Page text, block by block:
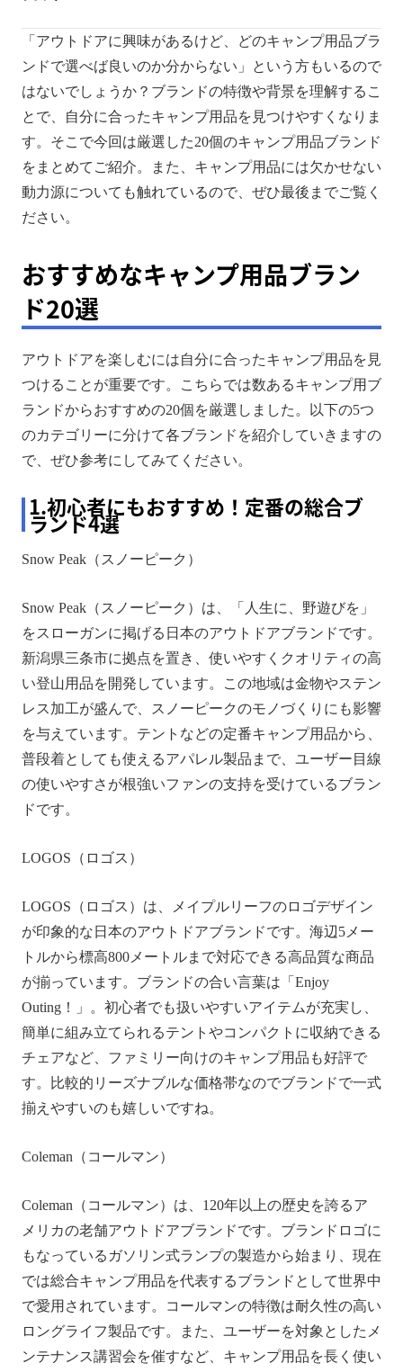
快適なアウトドアには動力源が肝心
「アウトドアに興味があるけど、どのキャンプ用品ブラ
ンドで選べば良いのか分からない」という方もいるので
はないでしょうか？ブランドの特徴や背景を理解するこ
とで、自分に合ったキャンプ用品を見つけやすくなりま
す。そこで今回は厳選した20個のキャンプ用品ブランド
をまとめてご紹介。また、キャンプ用品には欠かせない
動力源についても触れているので、ぜひ最後までご覧く
ださい。
おすすめなキャンプ用品ブラン
ド20選
アウトドアを楽しむには自分に合ったキャンプ用品を見
つけることが重要です。こちらでは数あるキャンプ用ブ
ランドからおすすめの20個を厳選しました。以下の5つ
のカテゴリーに分けて各ブランドを紹介していきますの
で、ぜひ参考にしてみてください。
1.初心者にもおすすめ！定番の総合ブ
ランド4選
Snow Peak（スノーピーク）
Snow Peak（スノーピーク）は、「人生に、野遊びを」
をスローガンに掲げる日本のアウトドアブランドです。
新潟県三条市に拠点を置き、使いやすくクオリティの高
い登山用品を開発しています。この地域は金物やステン
レス加工が盛んで、スノーピークのモノづくりにも影響
を与えています。テントなどの定番キャンプ用品から、
普段着としても使えるアパレル製品まで、ユーザー目線
の使いやすさが根強いファンの支持を受けているブラン
ドです。
LOGOS（ロゴス）
LOGOS（ロゴス）は、メイプルリーフのロゴデザイン
が印象的な日本のアウトドアブランドです。海辺5メー
トルから標高800メートルまで対応できる高品質な商品
が揃っています。ブランドの合い言葉は「Enjoy
Outing！」。初心者でも扱いやすいアイテムが充実し、
簡単に組み立てられるテントやコンパクトに収納できる
チェアなど、ファミリー向けのキャンプ用品も好評で
す。比較的リーズナブルな価格帯なのでブランドで一式
揃えやすいのも嬉しいですね。
Coleman（コールマン）
Coleman（コールマン）は、120年以上の歴史を誇るア
メリカの老舗アウトドアブランドです。ブランドロゴに
もなっているガソリン式ランプの製造から始まり、現在
では総合キャンプ用品を代表するブランドとして世界中
で愛用されています。コールマンの特徴は耐久性の高い
ロングライフ製品です。また、ユーザーを対象としたメ
ンテナンス講習会を催すなど、キャンプ用品を長く使い